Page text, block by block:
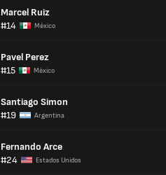
Marcel Ruiz
#14
México
Pavel Perez
#15
México
Santiago Simon
#19
Argentina
Fernando Arce
#24
Estados Unidos